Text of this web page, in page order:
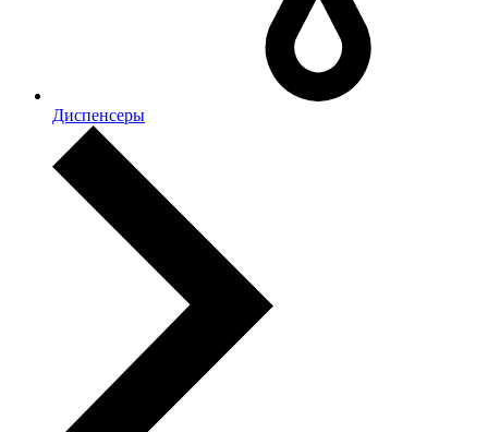
Диспенсеры